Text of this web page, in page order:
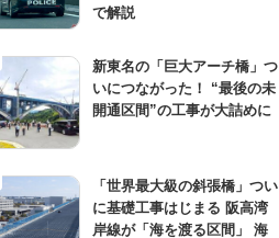
で解説
新東名の「巨大アーチ橋」つ
いにつながった！ “最後の未
開通区間”の工事が大詰めに
「世界最大級の斜張橋」つい
に基礎工事はじまる 阪高湾
岸線が「海を渡る区間」 海